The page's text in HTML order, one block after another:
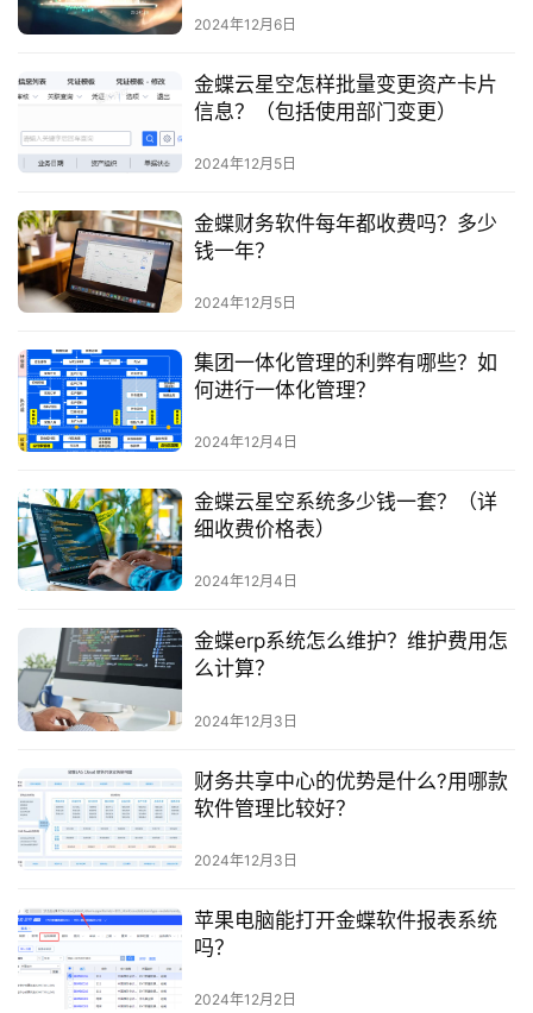
2024年12月6日
金蝶云星空怎样批量变更资产卡片
信息？（包括使用部门变更）
2024年12月5日
金蝶财务软件每年都收费吗？多少
钱一年？
2024年12月5日
集团一体化管理的利弊有哪些？如
何进行一体化管理？
2024年12月4日
金蝶云星空系统多少钱一套？（详
细收费价格表）
2024年12月4日
金蝶erp系统怎么维护？维护费用怎
么计算？
2024年12月3日
财务共享中心的优势是什么?用哪款
软件管理比较好？
2024年12月3日
苹果电脑能打开金蝶软件报表系统
吗？
2024年12月2日